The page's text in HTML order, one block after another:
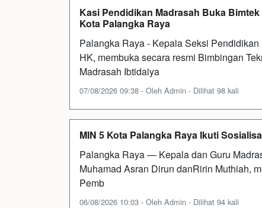
Kasi Pendidikan Madrasah Buka
Kota Palangka Raya
Palangka Raya - Kepala Seksi
HK, membuka secara resmi Bimbingan
Madrasah Ibtidaiya
07/08/2026 09:38 - Oleh Admin - Dilihat 98 kali
MIN 5 Kota Palangka Raya Ikuti
Palangka Raya — Kepala dan Guru
Muhamad Asran Dirun danRirin Muthiah,
Pemb
06/08/2026 10:03 - Oleh Admin - Dilihat 94 kali